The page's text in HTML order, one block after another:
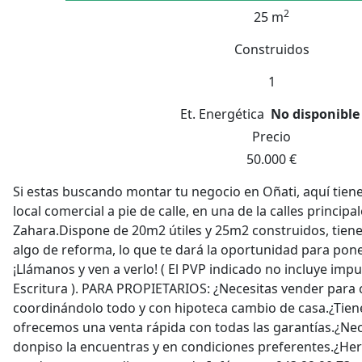
25 m2
Construidos
1
Et. Energética No disponible
Precio
50.000 €
Si estas buscando montar tu negocio en Oñati, aquí
local comercial a pie de calle, en una de la calles
Zahara.Dispone de 20m2 útiles y 25m2 construidos,
algo de reforma, lo que te dará la oportunidad para
¡Llámanos y ven a verlo! ( El PVP indicado no incluye
Escritura ). PARA PROPIETARIOS: ¿Necesitas vender
coordinándolo todo y con hipoteca cambio de
ofrecemos una venta rápida con todas las
donpiso la encuentras y en condiciones